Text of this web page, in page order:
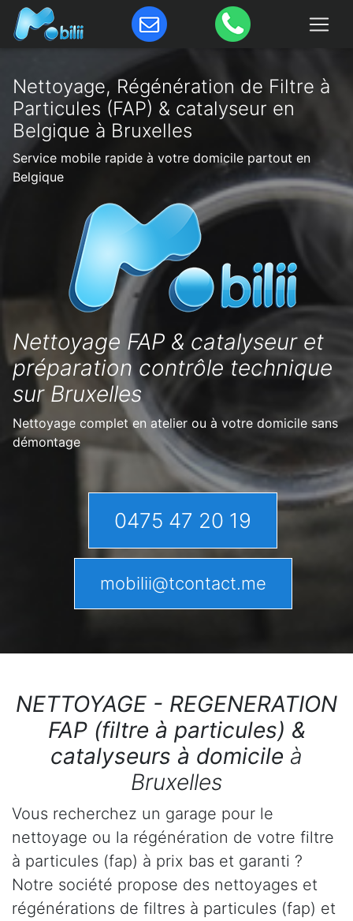
Nettoyage, Régénération de Filtre à
Particules (FAP) & catalyseur en
Belgique à Bruxelles
Service mobile rapide à votre domicile partout en
Belgique
Nettoyage FAP & catalyseur et
préparation contrôle technique
sur Bruxelles
Nettoyage complet en atelier ou à votre domicile sans
démontage
0475 47 20 19
mobilii@tcontact.me
NETTOYAGE - REGENERATION
FAP (filtre à particules) &
catalyseurs à domicile à
Bruxelles
Vous recherchez un garage pour le
nettoyage ou la régénération de votre filtre
à particules (fap) à prix bas et garanti ?
Notre société propose des nettoyages et
régénérations de filtres à particules (fap) et